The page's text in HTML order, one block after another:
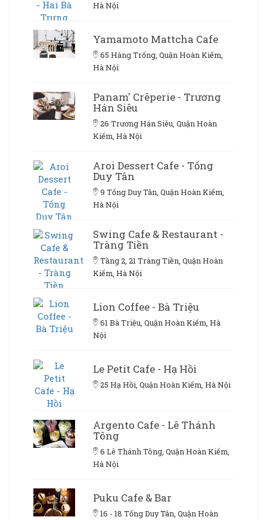
Hà Nội
Yamamoto Mattcha Cafe
65 Hàng Trống, Quận Hoàn Kiếm,
Hà Nội
Panam' Crêperie - Trương
Hán Siêu
26 Trương Hán Siêu, Quận Hoàn
Kiếm, Hà Nội
Aroi Dessert Cafe - Tống
Duy Tân
9 Tống Duy Tân, Quận Hoàn Kiếm,
Hà Nội
Swing Cafe & Restaurant -
Tràng Tiền
Tầng 2, 21 Tràng Tiền, Quận Hoàn
Kiếm, Hà Nội
Lion Coffee - Bà Triệu
61 Bà Triệu, Quận Hoàn Kiếm, Hà
Nội
Le Petit Cafe - Hạ Hồi
25 Hạ Hồi, Quận Hoàn Kiếm, Hà Nội
Argento Cafe - Lê Thánh
Tông
6 Lê Thánh Tông, Quận Hoàn Kiếm,
Hà Nội
Puku Cafe & Bar
16 - 18 Tống Duy Tân, Quận Hoàn